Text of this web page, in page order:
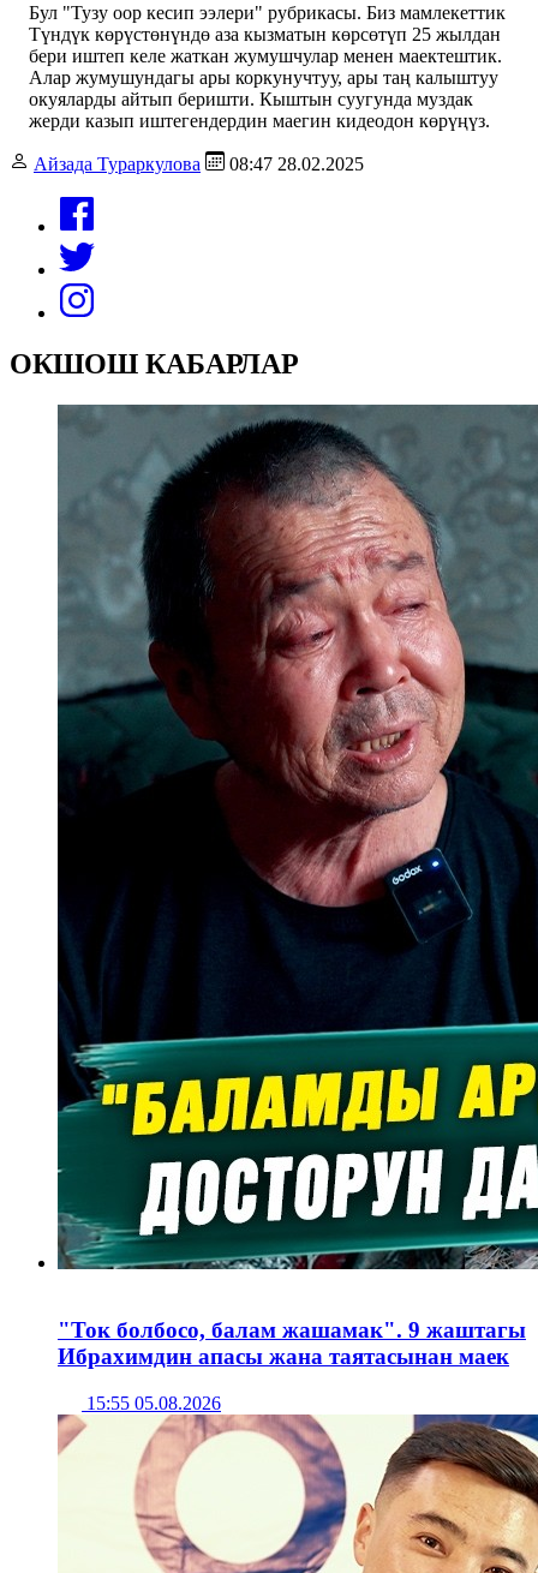
Бул "Тузу оор кесип ээлери" рубрикасы. Биз мамлекеттик
Түндүк көрүстөнүндө аза кызматын көрсөтүп 25 жылдан
бери иштеп келе жаткан жумушчулар менен маектештик.
Алар жумушундагы ары коркунучтуу, ары таң калыштуу
окуяларды айтып беришти. Кыштын суугунда муздак
жерди казып иштегендердин маегин кидеодон көрүңүз.
Айзада Тураркулова 08:47 28.02.2025
ОКШОШ КАБАРЛАР
"Ток болбосо, балам жашамак". 9 жаштагы
Ибрахимдин апасы жана таятасынан маек
15:55 05.08.2026